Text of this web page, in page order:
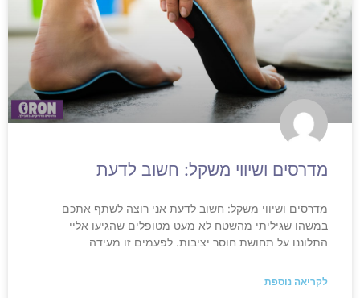
מדרסים ושיווי משקל: חשוב לדעת
מדרסים ושיווי משקל: חשוב לדעת אני רוצה לשתף אתכם
במשהו שגיליתי מהשטח לא מעט מטופלים שהגיעו אליי
התלוננו על תחושת חוסר יציבות. לפעמים זו מעידה
לקריאה נוספת